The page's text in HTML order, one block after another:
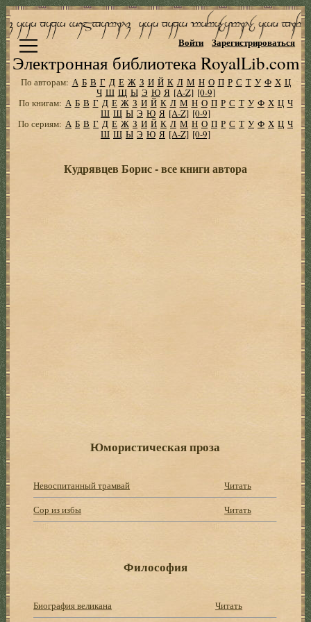
Электронная библиотека RoyalLib.com
Войти Зарегистрироваться
По авторам: А Б В Г Д Е Ж З И Й К Л М Н О П Р С Т У Ф Х Ц
Ч Ш Щ Ы Э Ю Я [A-Z] [0-9]
По книгам: А Б В Г Д Е Ж З И Й К Л М Н О П Р С Т У Ф Х Ц Ч
Ш Щ Ы Э Ю Я [A-Z] [0-9]
По сериям: А Б В Г Д Е Ж З И Й К Л М Н О П Р С Т У Ф Х Ц Ч
Ш Щ Ы Э Ю Я [A-Z] [0-9]
Кудрявцев Борис - все книги автора
Юмористическая проза
Невоспитанный трамвай
Читать
Сор из избы
Читать
Философия
Биография великана Читать